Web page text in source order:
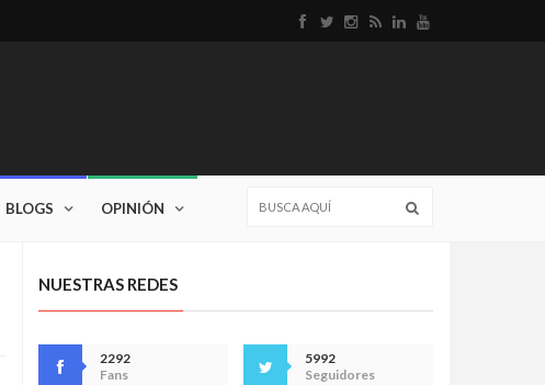
BLOGS OPINIÓN
NUESTRAS REDES
2292
Fans
5992
Seguidores